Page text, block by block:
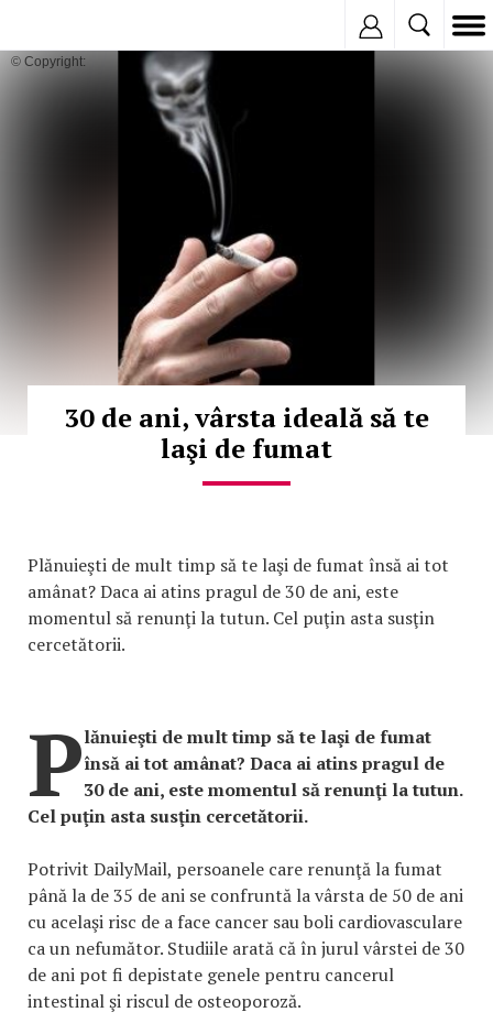
© Copyright:
30 de ani, vârsta ideală să te
laşi de fumat
Plănuieşti de mult timp să te laşi de fumat însă ai tot
amânat? Daca ai atins pragul de 30 de ani, este
momentul să renunţi la tutun. Cel puţin asta susţin
cercetătorii.
Plănuieşti de mult timp să te laşi de fumat
însă ai tot amânat? Daca ai atins pragul de
30 de ani, este momentul să renunţi la tutun.
Cel puţin asta susţin cercetătorii.
Potrivit DailyMail, persoanele care renunţă la fumat
până la de 35 de ani se confruntă la vârsta de 50 de ani
cu acelaşi risc de a face cancer sau boli cardiovasculare
ca un nefumător. Studiile arată că în jurul vârstei de 30
de ani pot fi depistate genele pentru cancerul
intestinal şi riscul de osteoporoză.